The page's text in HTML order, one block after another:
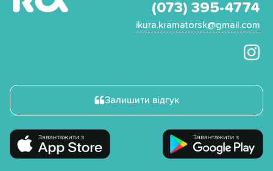
(073) 395-4774
ikura.kramatorsk@gmail.com
Залишити відгук